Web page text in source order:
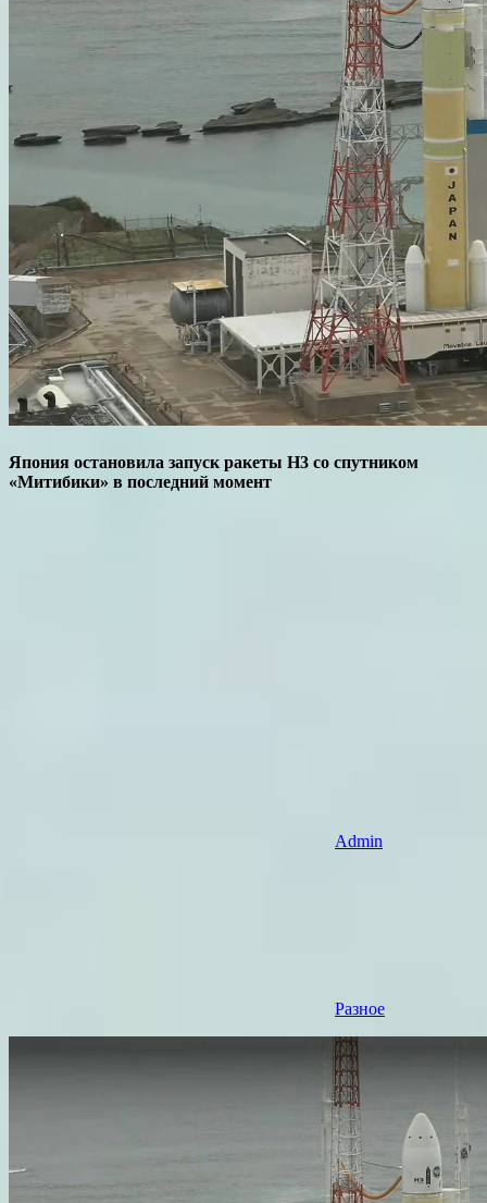
Япония остановила запуск ракеты H3 со спутником
«Митибики» в последний момент
Admin
Разное